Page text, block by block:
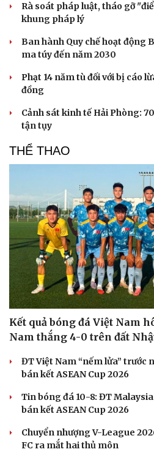
Du lịch
Tư vấn
Săn Tour
check-in
Rà soát pháp luật, tháo gỡ
khung pháp lý
Ban hành Quy chế hoạt động
ma túy đến năm 2030
Phạt 14 năm tù đối với bị cáo
đồng
Cảnh sát kinh tế Hải Phòng:
tận tụy
THỂ THAO
Kết quả bóng đá Việt Nam
Nam thắng 4-0 trên đất
ĐT Việt Nam “nếm lửa” trước
bán kết ASEAN Cup 2026
Tin bóng đá 10-8: ĐT
bán kết ASEAN Cup 2026
Chuyển nhượng V-League
FC ra mắt hai thủ môn